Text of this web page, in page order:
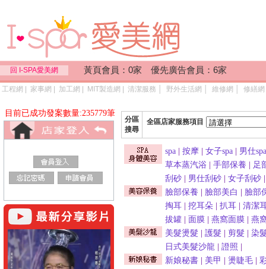
回 I-SPA愛美網 黃頁會員：0家 優先廣告會員：6家
工程網 家事網 加工網 MIT製造網 清潔服務 野外生活網 維修網 修繕網
目前已成功發案數量:235779筆
分區
搜尋
全區店家服務項目
spa 按摩 女子spa
男仕spa
草本蒸汽浴
手部保養
足
刮砂
男仕刮砂 女子刮砂
臉部保養
臉部美白
臉部
掏耳
挖耳朵 扒耳
清潔
拔罐
面膜 燕窩面膜
燕
美髮燙髮
護髮 剪髮
染
日式美髮沙龍
證照
新娘秘書
美甲 燙睫毛